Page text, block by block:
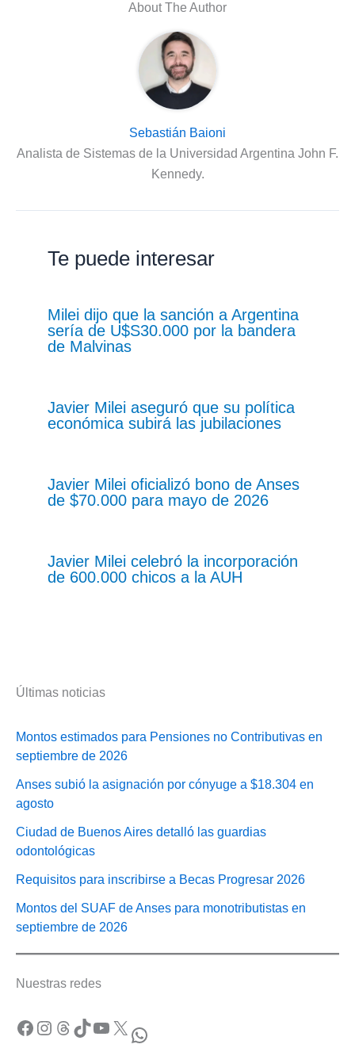
About The Author
Sebastián Baioni
Analista de Sistemas de la Universidad Argentina John F.
Kennedy.
Te puede interesar
Milei dijo que la sanción a Argentina
sería de U$S30.000 por la bandera
de Malvinas
Javier Milei aseguró que su política
económica subirá las jubilaciones
Javier Milei oficializó bono de Anses
de $70.000 para mayo de 2026
Javier Milei celebró la incorporación
de 600.000 chicos a la AUH
Últimas noticias
Montos estimados para Pensiones no Contributivas en
septiembre de 2026
Anses subió la asignación por cónyuge a $18.304 en
agosto
Ciudad de Buenos Aires detalló las guardias
odontológicas
Requisitos para inscribirse a Becas Progresar 2026
Montos del SUAF de Anses para monotributistas en
septiembre de 2026
Nuestras redes
Facebook Instagram Threads TikTok YouTube X WhatsApp